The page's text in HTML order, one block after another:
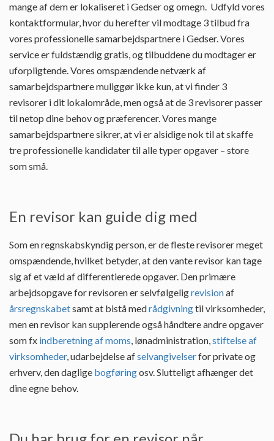
mange af dem er lokaliseret i Gedser og omegn. Udfyld vores
kontaktformular, hvor du herefter vil modtage 3 tilbud fra
vores professionelle samarbejdspartnere i Gedser. Vores
service er fuldstændig gratis, og tilbuddene du modtager er
uforpligtende. Vores omspændende netværk af
samarbejdspartnere muliggør ikke kun, at vi finder 3
revisorer i dit lokalområde, men også at de 3 revisorer passer
til netop dine behov og præferencer. Vores mange
samarbejdspartnere sikrer, at vi er alsidige nok til at skaffe
tre professionelle kandidater til alle typer opgaver – store
som små.
En revisor kan guide dig med
Som en regnskabskyndig person, er de fleste revisorer meget
omspændende, hvilket betyder, at den vante revisor kan tage
sig af et væld af differentierede opgaver. Den primære
arbejdsopgave for revisoren er selvfølgeligrevisionaf
årsregnskabetsamt at bistå medrådgivningtil virksomheder,
men en revisor kan supplerende også håndtere andre opgaver
som fx indberetning af moms, lønadministration,stiftelse af
virksomheder, udarbejdelse afselvangivelserfor private og
erhverv, den daglige bogføringosv. Slutteligt afhænger det
dine egne behov.